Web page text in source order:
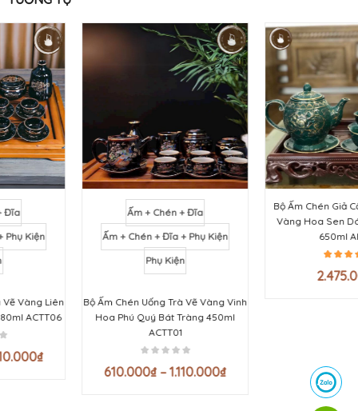
Ấm + Chén + Đĩa
Ấm + Chén + Đĩa + Phụ Kiện
Bộ Ấm Chén Uống Trà Vẽ Vàng Vinh
Hoa Phú Quý Bát Tràng 450ml
1.110.000₫
Bộ Ấm Chén Giả Cổ Bát Tràng Vẽ
Vàng Hoa Sen Dáng Long Đán